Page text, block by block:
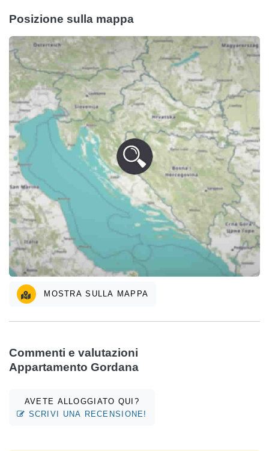
Posizione sulla mappa
MOSTRA SULLA MAPPA
Commenti e valutazioni
Appartamento Gordana
AVETE ALLOGGIATO QUI?
SCRIVI UNA RECENSIONE!